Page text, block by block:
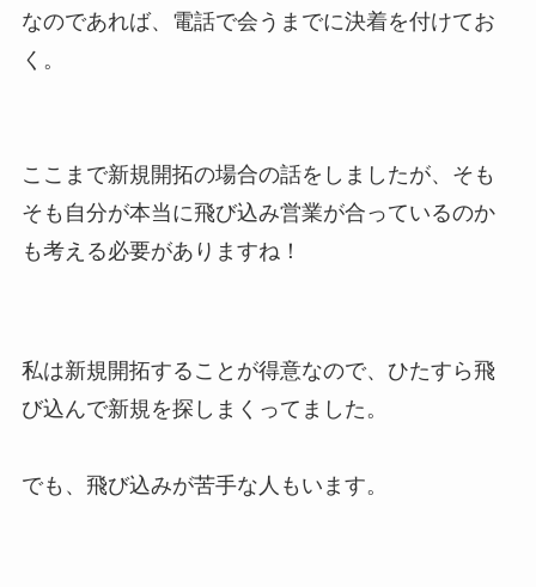
なのであれば、電話で会うまでに決着を付けてお
く。
ここまで新規開拓の場合の話をしましたが、そも
そも自分が本当に飛び込み営業が合っているのか
も考える必要がありますね！
私は新規開拓することが得意なので、ひたすら飛
び込んで新規を探しまくってました。
でも、飛び込みが苦手な人もいます。